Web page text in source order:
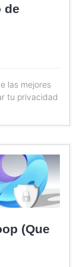
de
las mejores
tu privacidad
(Que